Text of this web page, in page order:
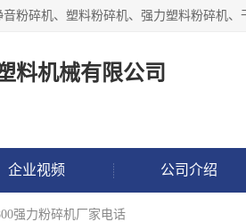
料机械有限公司
企业视频 公司介绍
强力粉碎机厂家电话